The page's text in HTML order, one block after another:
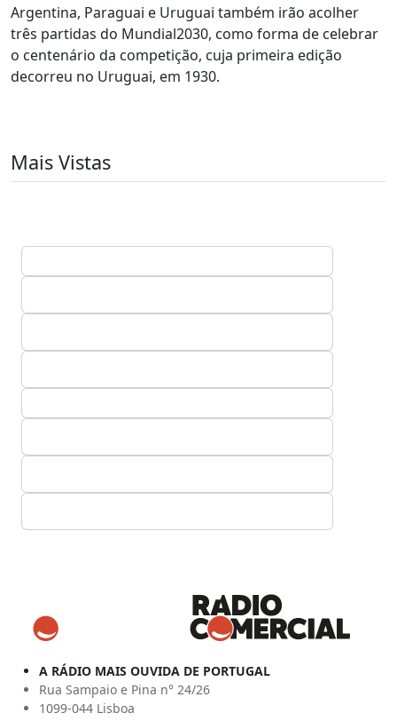
Argentina, Paraguai e Uruguai também irão acolher
três partidas do Mundial2030, como forma de celebrar
o centenário da competição, cuja primeira edição
decorreu no Uruguai, em 1930.
Mais Vistas
A RÁDIO MAIS OUVIDA DE PORTUGAL
Rua Sampaio e Pina n° 24/26
1099-044 Lisboa